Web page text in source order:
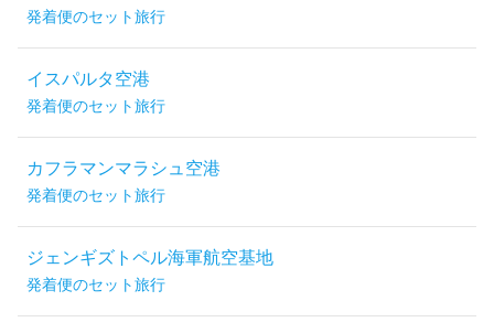
発着便のセット旅行
イスパルタ空港
発着便のセット旅行
カフラマンマラシュ空港
発着便のセット旅行
ジェンギズトペル海軍航空基地
発着便のセット旅行